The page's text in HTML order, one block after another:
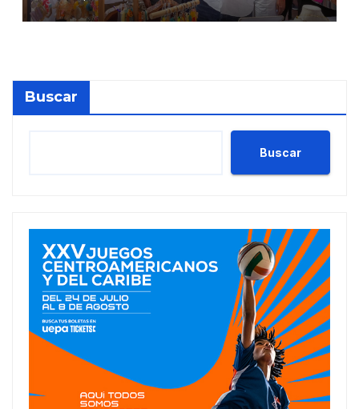
Buscar
Buscar